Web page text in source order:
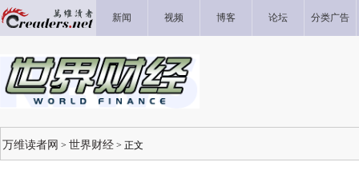
新闻 视频 博客 论坛 分类广告
万维读者网 > 世界财经 > 正文